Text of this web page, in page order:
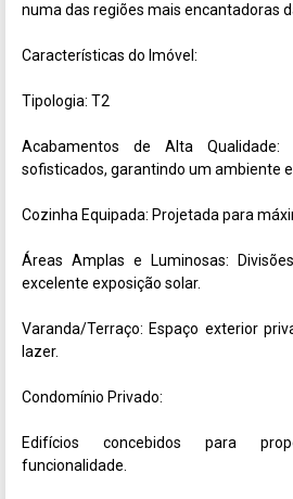
numa das regiões mais encantadoras
Características do Imóvel:
Tipologia: T2
Acabamentos de Alta Qualidade:
sofisticados, garantindo um ambiente
Cozinha Equipada: Projetada para
Áreas Amplas e Luminosas:
excelente exposição solar.
Varanda/Terraço: Espaço exterior
lazer.
Condomínio Privado:
Edifícios concebidos para
funcionalidade.